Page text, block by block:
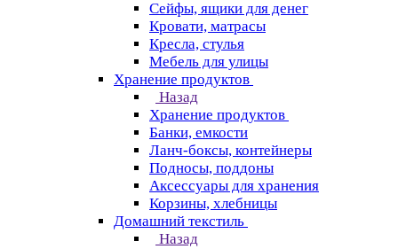
Сейфы, ящики для денег
Кровати, матрасы
Кресла, стулья
Мебель для улицы
Хранение продуктов
Назад
Хранение продуктов
Банки, емкости
Ланч-боксы, контейнеры
Подносы, поддоны
Аксессуары для хранения
Корзины, хлебницы
Домашний текстиль
Назад